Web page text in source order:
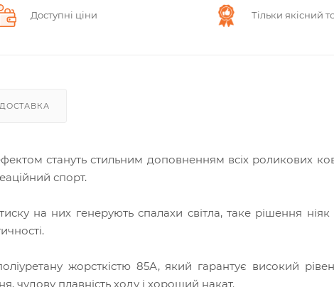
Доступні ціни Тільки якісний
ДОСТАВКА
стануть стильним доповненням всіх роликових
спорт.
на них генерують спалахи світла, таке рішення
жорсткістю 85А, який гарантує високий
чудову плавність ходу і хороший накат.